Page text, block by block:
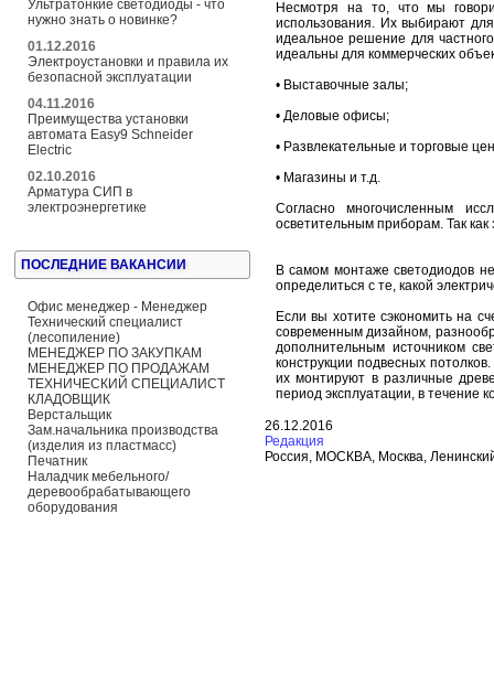
Ультратонкие светодиоды - что
нужно знать о новинке?
01.12.2016
Электроустановки и правила их
безопасной эксплуатации
04.11.2016
Преимущества установки
автомата Easy9 Schneider
Electric
02.10.2016
Арматура СИП в
электроэнергетике
ПОСЛЕДНИЕ ВАКАНСИИ
Офис менеджер - Менеджер
Технический специалист
(лесопиление)
МЕНЕДЖЕР ПО ЗАКУПКАМ
МЕНЕДЖЕР ПО ПРОДАЖАМ
ТЕХНИЧЕСКИЙ СПЕЦИАЛИСТ
КЛАДОВЩИК
Верстальщик
Зам.начальника производства
(изделия из пластмасс)
Печатник
Наладчик мебельного/
деревообрабатывающего
оборудования
Несмотря на то, что мы
использования. Их выбирают
идеальное решение для
идеальны для коммерческих
• Выставочные залы;
• Деловые офисы;
• Развлекательные и торговые
• Магазины и т.д.
Согласно многочисленным
осветительным приборам. Так
В самом монтаже светодиодов
определиться с те, какой
Если вы хотите сэкономить на
современным дизайном,
дополнительным источником
конструкции подвесных
их монтируют в различные
период эксплуатации, в течение
26.12.2016
Редакция
Россия, МОСКВА, Москва,